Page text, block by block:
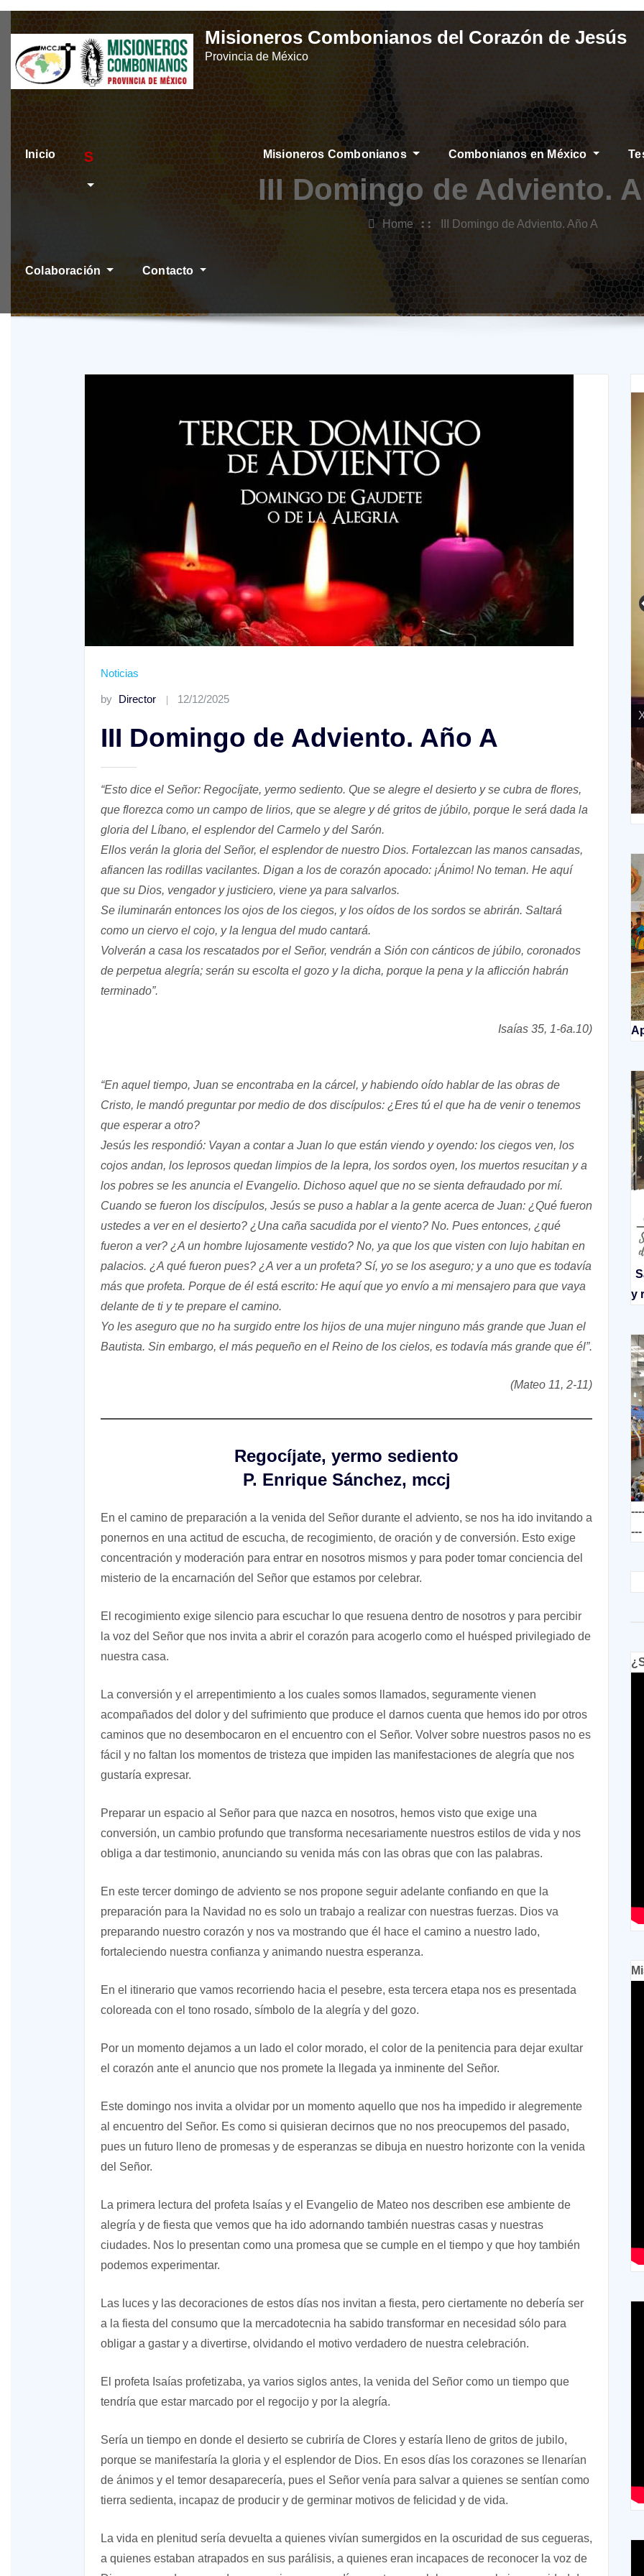
Skip
content
Misioneros Combonianos del Corazón de Jesús
Provincia de México
Inicio ÚLTIMAS NOTICIASMisioneros Combonianos Combonianos en México
Colaboración Contacto
III Domingo de Adviento.
Home III Domingo de Adviento. Año A
Noticias
by Director 12/12/2025
III Domingo de Adviento. Año A
“Esto dice el Señor: Regocíjate, yermo sediento. Que se alegre el desierto y se cubra de flores,
que florezca como un campo de lirios, que se alegre y dé gritos de júbilo, porque le será dada la
gloria del Líbano, el esplendor del Carmelo y del Sarón.
Ellos verán la gloria del Señor, el esplendor de nuestro Dios. Fortalezcan las manos cansadas,
afiancen las rodillas vacilantes. Digan a los de corazón apocado: ¡Ánimo! No teman. He aquí
que su Dios, vengador y justiciero, viene ya para salvarlos.
Se iluminarán entonces los ojos de los ciegos, y los oídos de los sordos se abrirán. Saltará
como un ciervo el cojo, y la lengua del mudo cantará.
Volverán a casa los rescatados por el Señor, vendrán a Sión con cánticos de júbilo, coronados
de perpetua alegría; serán su escolta el gozo y la dicha, porque la pena y la aflicción habrán
terminado”.
Isaías 35, 1-6a.10)
“En aquel tiempo, Juan se encontraba en la cárcel, y habiendo oído hablar de las obras de
Cristo, le mandó preguntar por medio de dos discípulos: ¿Eres tú el que ha de venir o tenemos
que esperar a otro?
Jesús les respondió: Vayan a contar a Juan lo que están viendo y oyendo: los ciegos ven, los
cojos andan, los leprosos quedan limpios de la lepra, los sordos oyen, los muertos resucitan y a
los pobres se les anuncia el Evangelio. Dichoso aquel que no se sienta defraudado por mí.
Cuando se fueron los discípulos, Jesús se puso a hablar a la gente acerca de Juan: ¿Qué fueron
ustedes a ver en el desierto? ¿Una caña sacudida por el viento? No. Pues entonces, ¿qué
fueron a ver? ¿A un hombre lujosamente vestido? No, ya que los que visten con lujo habitan en
palacios. ¿A qué fueron pues? ¿A ver a un profeta? Sí, yo se los aseguro; y a uno que es todavía
más que profeta. Porque de él está escrito: He aquí que yo envío a mi mensajero para que vaya
delante de ti y te prepare el camino.
Yo les aseguro que no ha surgido entre los hijos de una mujer ninguno más grande que Juan el
Bautista. Sin embargo, el más pequeño en el Reino de los cielos, es todavía más grande que él”.
(Mateo 11, 2-11)
Regocíjate, yermo sediento
P. Enrique Sánchez, mccj
En el camino de preparación a la venida del Señor durante el adviento, se nos ha ido invitando a
ponernos en una actitud de escucha, de recogimiento, de oración y de conversión. Esto exige
concentración y moderación para entrar en nosotros mismos y para poder tomar conciencia del
misterio de la encarnación del Señor que estamos por celebrar.
El recogimiento exige silencio para escuchar lo que resuena dentro de nosotros y para percibir
la voz del Señor que nos invita a abrir el corazón para acogerlo como el huésped privilegiado de
nuestra casa.
La conversión y el arrepentimiento a los cuales somos llamados, seguramente vienen
acompañados del dolor y del sufrimiento que produce el darnos cuenta que hemos ido por otros
caminos que no desembocaron en el encuentro con el Señor. Volver sobre nuestros pasos no es
fácil y no faltan los momentos de tristeza que impiden las manifestaciones de alegría que nos
gustaría expresar.
Preparar un espacio al Señor para que nazca en nosotros, hemos visto que exige una
conversión, un cambio profundo que transforma necesariamente nuestros estilos de vida y nos
obliga a dar testimonio, anunciando su venida más con las obras que con las palabras.
En este tercer domingo de adviento se nos propone seguir adelante confiando en que la
preparación para la Navidad no es solo un trabajo a realizar con nuestras fuerzas. Dios va
preparando nuestro corazón y nos va mostrando que él hace el camino a nuestro lado,
fortaleciendo nuestra confianza y animando nuestra esperanza.
En el itinerario que vamos recorriendo hacia el pesebre, esta tercera etapa nos es presentada
coloreada con el tono rosado, símbolo de la alegría y del gozo.
Por un momento dejamos a un lado el color morado, el color de la penitencia para dejar exultar
el corazón ante el anuncio que nos promete la llegada ya inminente del Señor.
Este domingo nos invita a olvidar por un momento aquello que nos ha impedido ir alegremente
al encuentro del Señor. Es como si quisieran decirnos que no nos preocupemos del pasado,
pues un futuro lleno de promesas y de esperanzas se dibuja en nuestro horizonte con la venida
del Señor.
La primera lectura del profeta Isaías y el Evangelio de Mateo nos describen ese ambiente de
alegría y de fiesta que vemos que ha ido adornando también nuestras casas y nuestras
ciudades. Nos lo presentan como una promesa que se cumple en el tiempo y que hoy también
podemos experimentar.
Las luces y las decoraciones de estos días nos invitan a fiesta, pero ciertamente no debería ser
a la fiesta del consumo que la mercadotecnia ha sabido transformar en necesidad sólo para
obligar a gastar y a divertirse, olvidando el motivo verdadero de nuestra celebración.
El profeta Isaías profetizaba, ya varios siglos antes, la venida del Señor como un tiempo que
tendría que estar marcado por el regocijo y por la alegría.
Sería un tiempo en donde el desierto se cubriría de Clores y estaría lleno de gritos de jubilo,
porque se manifestaría la gloria y el esplendor de Dios. En esos días los corazones se llenarían
de ánimos y el temor desaparecería, pues el Señor venía para salvar a quienes se sentían como
tierra sedienta, incapaz de producir y de germinar motivos de felicidad y de vida.
La vida en plenitud sería devuelta a quienes vivían sumergidos en la oscuridad de sus cegueras,
a quienes estaban atrapados en sus parálisis, a quienes eran incapaces de reconocer la voz de
XV Domingo ordinario. Año A
XIV Domingo ordinario. Año A
y
---